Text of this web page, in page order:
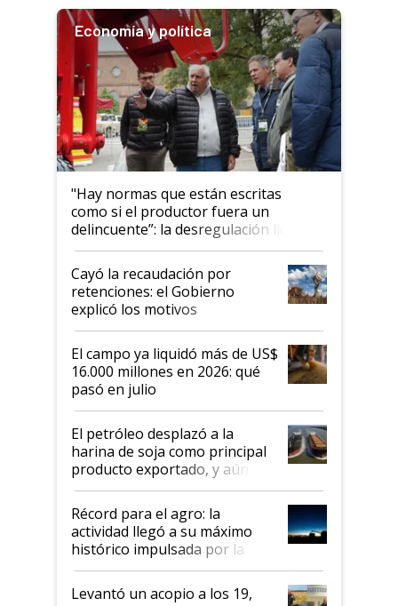
Economía y política
"Hay normas que están escritas
como si el productor fuera un
delincuente”: la desregulación llegó
al Congreso Aapresid y hasta se
habló del financiamiento al IPCVA
Cayó la recaudación por
retenciones: el Gobierno
explicó los motivos
El campo ya liquidó más de US$
16.000 millones en 2026: qué
pasó en julio
El petróleo desplazó a la
harina de soja como principal
producto exportado, y aún así
el agro aportó casi seis de cada
diez dólares y sostuvo el
liderazgo en un semestre
récord
Récord para el agro: la
actividad llegó a su máximo
histórico impulsada por la
cosecha y las exportaciones
Levantó un acopio a los 19,